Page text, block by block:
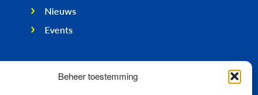
Beheer toestemming
Nieuws
Events